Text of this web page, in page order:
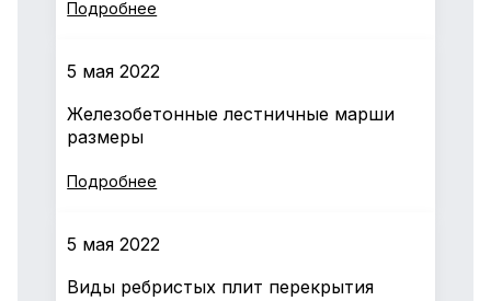
Подробнее
5 мая 2022
Железобетонные лестничные марши
размеры
Подробнее
5 мая 2022
Виды ребристых плит перекрытия